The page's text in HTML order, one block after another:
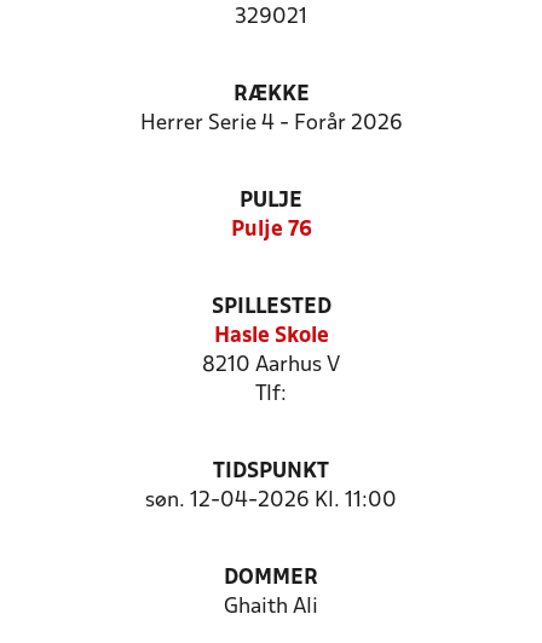
329021
RÆKKE
Herrer Serie 4 - Forår 2026
PULJE
Pulje 76
SPILLESTED
Hasle Skole
8210 Aarhus V
Tlf:
TIDSPUNKT
søn. 12-04-2026 Kl. 11:00
DOMMER
Ghaith Ali